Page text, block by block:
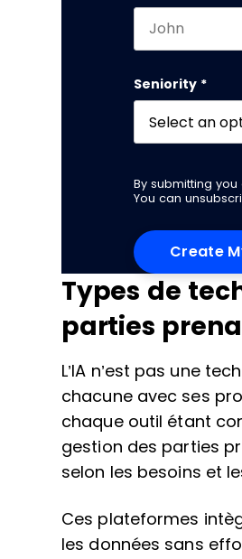
Seniority *
By submitting
You can
Types de
parties
L’IA n’est pas une
chacune avec ses
chaque outil étant
gestion des parties
selon les besoins et
Ces plateformes
les données sans